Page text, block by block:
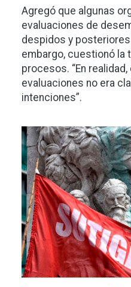
Agregó que algunas
evaluaciones de
despidos y
embargo, cuestionó la
procesos. “En
evaluaciones no era
intenciones”.
Imagen